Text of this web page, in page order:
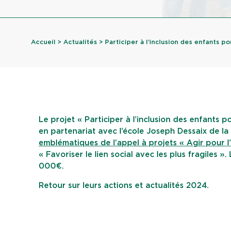
Accueil > Actualités > Participer à l’inclusion des enfants
Le projet « Participer à l’inclusion des enfants
en partenariat avec l’école Joseph Dessaix de
emblématiques de l’appel à projets « Agir pour
« Favoriser le lien social avec les plus fragiles
000€.
Retour sur leurs actions et actualités 2024.